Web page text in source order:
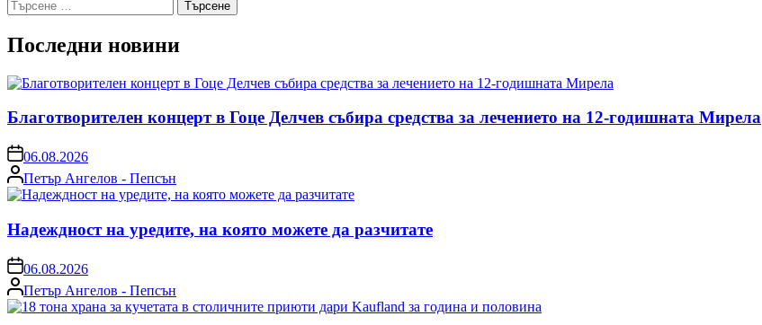
за:
Последни новини
Благотворителен концерт в Гоце Делчев събира средства за лечението на 12-годишната Мирела
on06.08.2026
Posted
by
Петър Ангелов - Пепсън
Надеждност на уредите, на която можете да разчитате
on06.08.2026
Posted
by
Петър Ангелов - Пепсън